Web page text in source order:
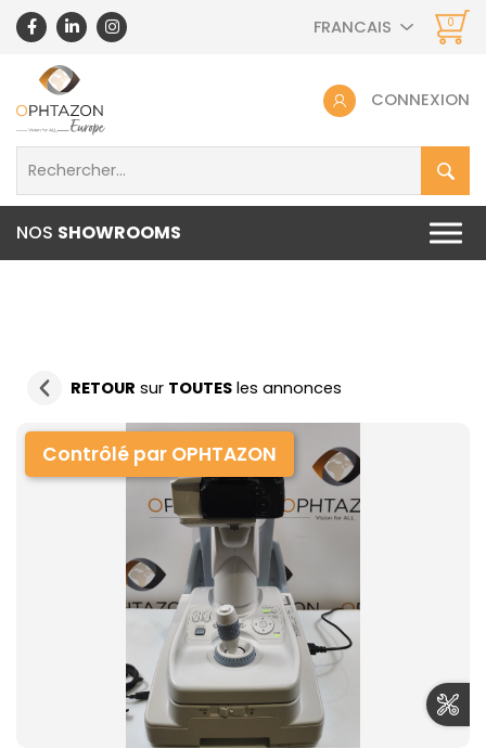
FRANCAIS 0
CONNEXION
NOS SHOWROOMS
RETOUR sur TOUTES les annonces
Contrôlé par OPHTAZON